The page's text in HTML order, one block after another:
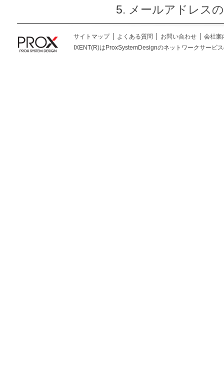
メールアドレス
サイトマップ よくある質問 お問い合わせ
会社案
IXENT(R)はProxSystemDesignのネットワークサービ